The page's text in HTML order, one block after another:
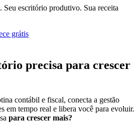
Seu escritório produtivo. Sua receita
grátis
precisa para crescer
contábil e fiscal, conecta a gestão
em tempo real e libera você para evoluir.
para crescer mais?